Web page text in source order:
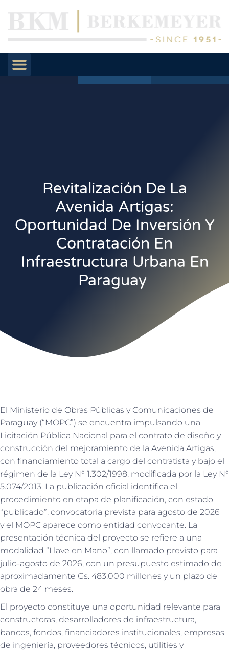
Revitalización De La
Avenida Artigas:
Oportunidad De Inversión Y
Contratación En
Infraestructura Urbana En
Paraguay
El Ministerio de Obras Públicas y Comunicaciones de
Paraguay (“MOPC”) se encuentra impulsando una
Licitación Pública Nacional para el contrato de diseño y
construcción del mejoramiento de la Avenida Artigas,
con financiamiento total a cargo del contratista y bajo el
régimen de la Ley N° 1.302/1998, modificada por la Ley N°
5.074/2013. La publicación oficial identifica el
procedimiento en etapa de planificación, con estado
“publicado”, convocatoria prevista para agosto de 2026
y el MOPC aparece como entidad convocante. La
presentación técnica del proyecto se refiere a una
modalidad “Llave en Mano”, con llamado previsto para
julio-agosto de 2026, con un presupuesto estimado de
aproximadamente Gs. 483.000 millones y un plazo de
obra de 24 meses.
El proyecto constituye una oportunidad relevante para
constructoras, desarrolladores de infraestructura,
bancos, fondos, financiadores institucionales, empresas
de ingeniería, proveedores técnicos, utilities y